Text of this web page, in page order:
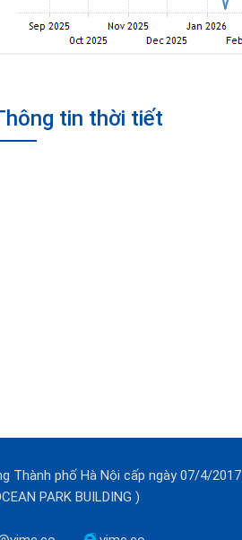
tin thời tiết
Thành phố Hà Nội cấp ngày 07/4/2017
PARK BUILDING )